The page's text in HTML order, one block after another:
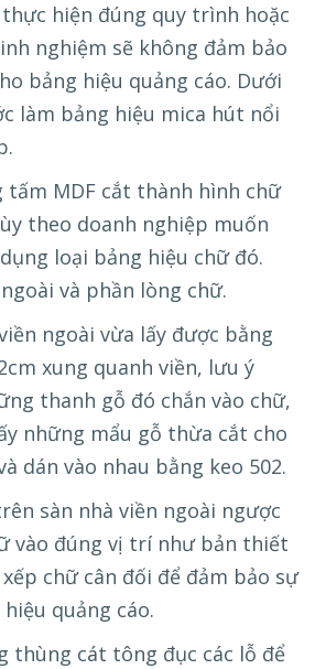
hiện đúng quy trình hoặc
nghiệm sẽ không đảm bảo
bảng hiệu quảng cáo. Dưới
làm bảng hiệu mica hút nổi
tấm MDF cắt thành hình chữ
theo doanh nghiệp muốn
loại bảng hiệu chữ đó.
và phần lòng chữ.
ngoài vừa lấy được bằng
xung quanh viền, lưu ý
thanh gỗ đó chắn vào chữ,
những mẩu gỗ thừa cắt cho
dán vào nhau bằng keo 502.
sàn nhà viền ngoài ngược
vào đúng vị trí như bản thiết
chữ cân đối để đảm bảo sự
quảng cáo.
thùng cát tông đục các lỗ để